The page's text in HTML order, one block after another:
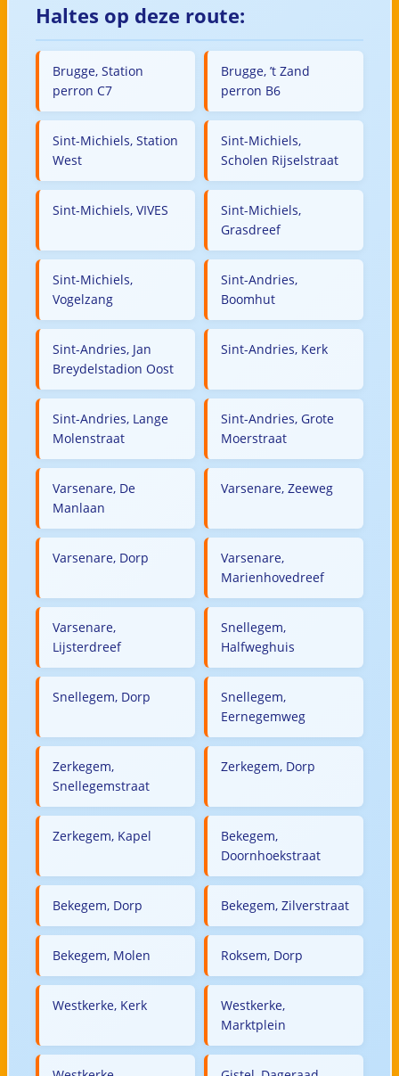
Haltes op deze route:
Brugge, Station
perron C7
Brugge, ’t Zand
perron B6
Sint-Michiels, Station
West
Sint-Michiels,
Scholen Rijselstraat
Sint-Michiels, VIVES
Sint-Michiels,
Grasdreef
Sint-Michiels,
Vogelzang
Sint-Andries,
Boomhut
Sint-Andries, Jan
Breydelstadion Oost
Sint-Andries, Kerk
Sint-Andries, Lange
Molenstraat
Sint-Andries, Grote
Moerstraat
Varsenare, De
Manlaan
Varsenare, Zeeweg
Varsenare, Dorp
Varsenare,
Marienhovedreef
Varsenare,
Lijsterdreef
Snellegem,
Halfweghuis
Snellegem, Dorp
Snellegem,
Eernegemweg
Zerkegem,
Snellegemstraat
Zerkegem, Dorp
Zerkegem, Kapel
Bekegem,
Doornhoekstraat
Bekegem, Dorp Bekegem, Zilverstraat
Bekegem, Molen Roksem, Dorp
Westkerke, Kerk
Westkerke,
Marktplein